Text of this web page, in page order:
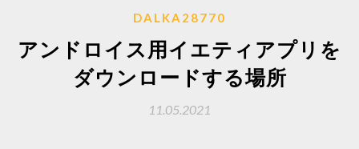
DALKA28770
アンドロイス用イエティアプリを
ダウンロードする場所
11.05.2021